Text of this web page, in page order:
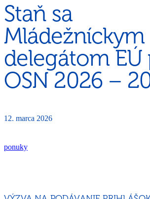
Staň sa
Mládežníckym
delegátom EÚ
OSN 2026 –
12. marca 2026
ponuky